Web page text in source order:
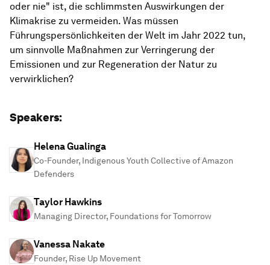
oder nie" ist, die schlimmsten Auswirkungen der
Klimakrise zu vermeiden. Was müssen
Führungspersönlichkeiten der Welt im Jahr 2022 tun,
um sinnvolle Maßnahmen zur Verringerung der
Emissionen und zur Regeneration der Natur zu
verwirklichen?
Speakers:
Helena Gualinga
Co-Founder, Indigenous Youth Collective of Amazon
Defenders
Taylor Hawkins
Managing Director, Foundations for Tomorrow
Vanessa Nakate
Founder, Rise Up Movement